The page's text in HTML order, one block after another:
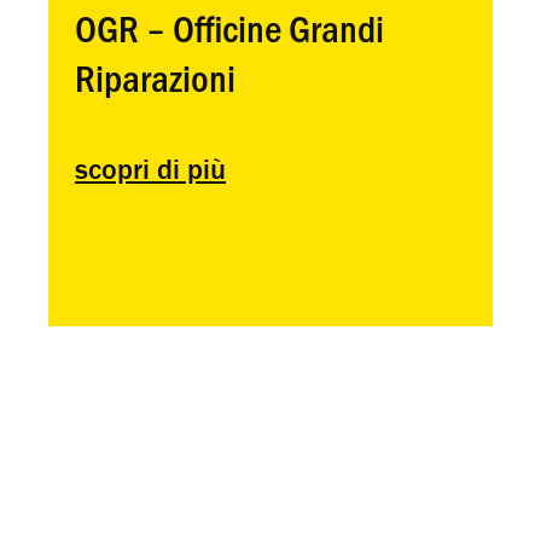
OGR – Officine Grandi
Riparazioni
scopri di più